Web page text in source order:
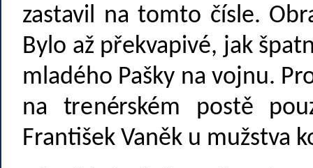
zastavil na tomto čísle.
Bylo až překvapivé, jak
mladého Pašky na vojnu.
na trenérském postě
František Vaněk u mužstva